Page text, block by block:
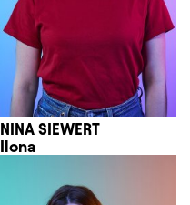
NINA SIEWERT
Ilona